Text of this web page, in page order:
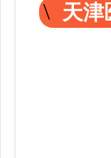
天津